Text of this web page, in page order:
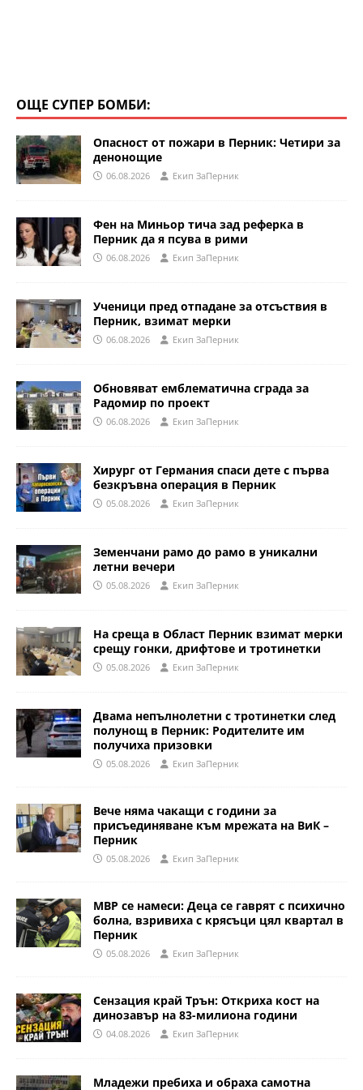
ОЩЕ СУПЕР БОМБИ:
Опасност от пожари в Перник: Четири за
денонощие
06.08.2026 Eкип ЗаПерник
Фен на Миньор тича зад реферка в
Перник да я псува в рими
06.08.2026 Eкип ЗаПерник
Ученици пред отпадане за отсъствия в
Перник, взимат мерки
06.08.2026 Eкип ЗаПерник
Обновяват емблематична сграда за
Радомир по проект
06.08.2026 Eкип ЗаПерник
Хирург от Германия спаси дете с първа
безкръвна операция в Перник
05.08.2026 Eкип ЗаПерник
Земенчани рамо до рамо в уникални
летни вечери
05.08.2026 Eкип ЗаПерник
На среща в Област Перник взимат мерки
срещу гонки, дрифтове и тротинетки
05.08.2026 Eкип ЗаПерник
Двама непълнолетни с тротинетки след
полунощ в Перник: Родителите им
получиха призовки
05.08.2026 Eкип ЗаПерник
Вече няма чакащи с години за
присъединяване към мрежата на ВиК –
Перник
05.08.2026 Eкип ЗаПерник
МВР се намеси: Деца се гаврят с психично
болна, взривиха с крясъци цял квартал в
Перник
05.08.2026 Eкип ЗаПерник
Сензация край Трън: Откриха кост на
динозавър на 83-милиона години
04.08.2026 Eкип ЗаПерник
Младежи пребиха и обраха самотна